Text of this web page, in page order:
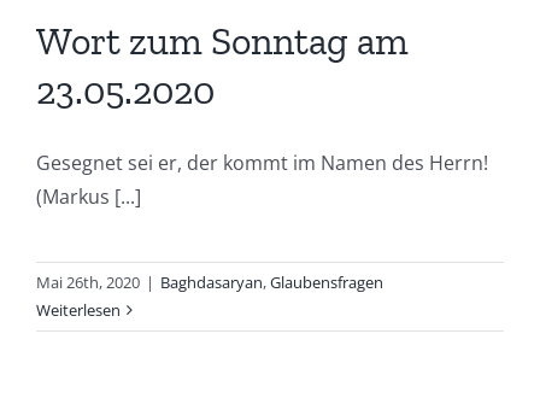
Wort zum Sonntag am
23.05.2020
Gesegnet sei er, der kommt im Namen des Herrn!
(Markus [...]
Mai 26th, 2020 | Baghdasaryan,Glaubensfragen
Weiterlesen